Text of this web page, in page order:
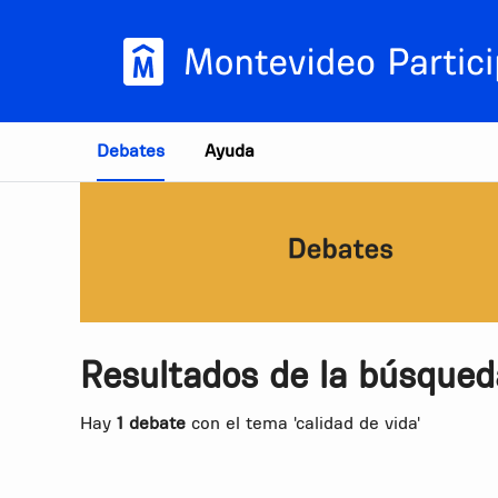
Debates Ayuda
Resultados de la
Hay 1 debate con el tema 'calidad de vida'